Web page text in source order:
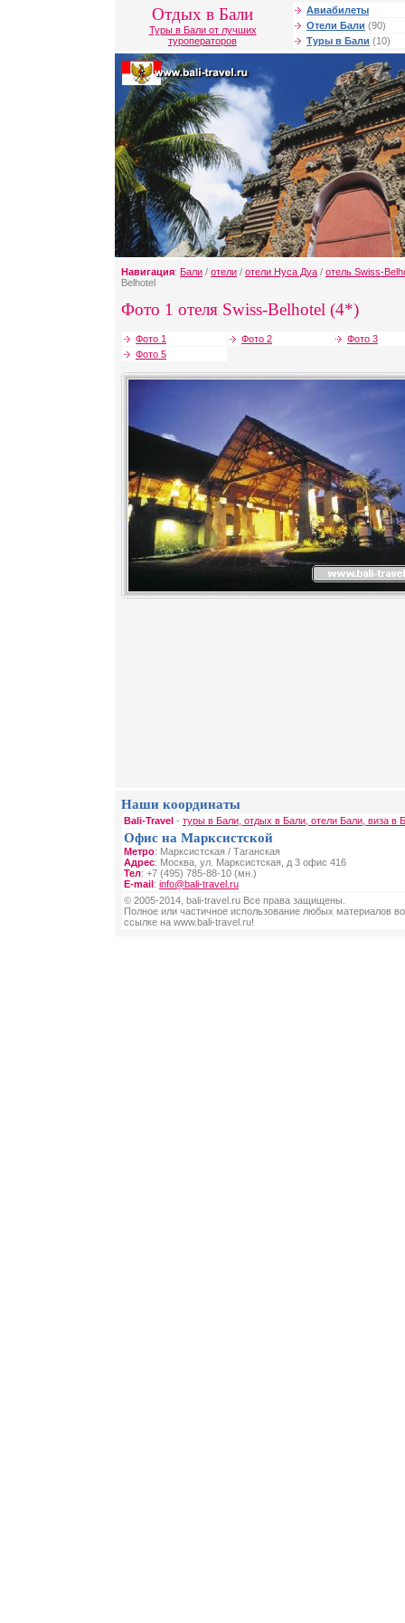
Отдых в Бали
Туры в Бали от лучших
туроператоров
Авиабилеты
Отели Бали (90)
Туры в Бали (10)
Навигация: Бали / отели / отели Нуса Дуа / отель Swiss-
Belhotel
Фото 1 отеля Swiss-Belhotel (4*)
Фото 1 Фото 2
Фото 3
Фото 5
Наши координаты
Bali-Travel - туры в Бали, отдых в Бали, отели Бали, виза в
Офис на Марксистской
Метро: Марксистская / Таганская
Адрес: Москва, ул. Марксистская, д 3 офис 416
Тел: +7 (495) 785-88-10 (мн.)
E-mail: info@bali-travel.ru
© 2005-2014, bali-travel.ru Все права защищены.
Полное или частичное использование любых материалов
ссылке на www.bali-travel.ru!